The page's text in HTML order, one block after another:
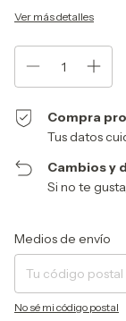
Ver más detalles
Compra
Tus datos
Cambios y
Si no te
Entregas para el CP:
Medios de envío
No sé mi código postal